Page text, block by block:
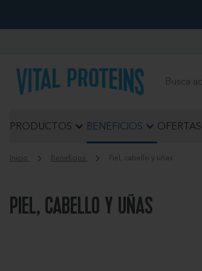
Buscar
PRODUCTOS BENEFICIOS OFERTAS
Inicio Beneficios Piel, cabello y uñas
PIEL, CABELLO Y UÑAS